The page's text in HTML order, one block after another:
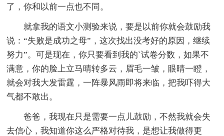
了，你和以前一点也不同。
就拿我的语文小测验来说，要是以前你就会鼓励我
说：“失败是成功之母”，这次找出没考好的原因，继续
努力”。可是现在，你只要看到我的`试卷分数，如果不
满意，你的脸上立马晴转多云，眉毛一皱，眼睛一瞪，
就会对我大发雷霆，一阵暴风雨即将来临，把我吓得大
气都不敢出。
爸爸，我现在只是需要一点儿鼓励，不然我就会失
去信心，我知道你这么严格对待我，是想让我做得更